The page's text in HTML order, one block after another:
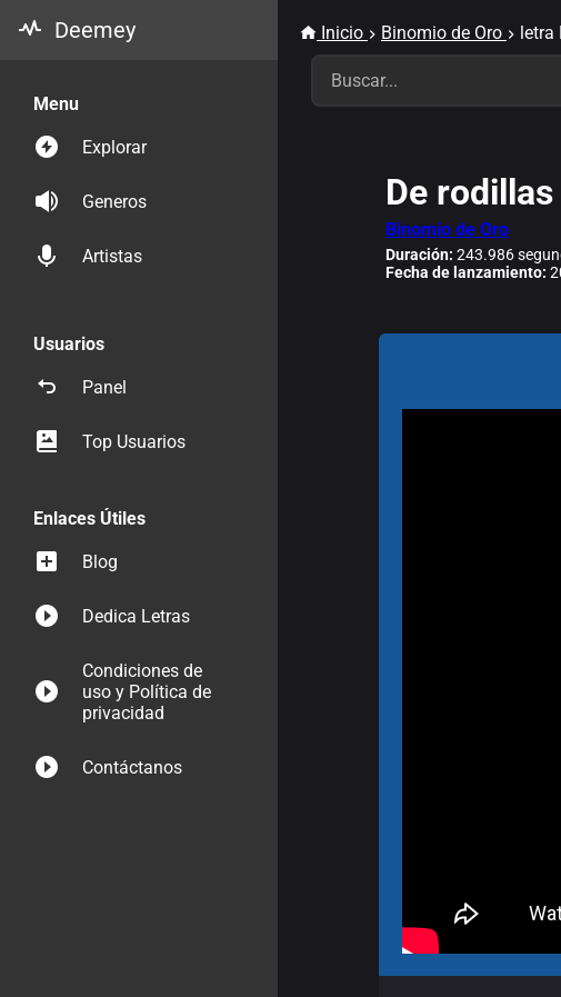
Deemey
Menu
Explorar
Generos
Artistas
Usuarios
Panel
Top Usuarios
Enlaces Útiles
Blog
Dedica Letras
Condiciones de
uso y Política de
privacidad
Contáctanos
Inicio Binomio de Oro letra
De rodillas
Binomio de Oro
Duración: 243.986
Fecha de lanzamiento: